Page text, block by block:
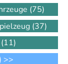
(75)
(37)
(11)
>>